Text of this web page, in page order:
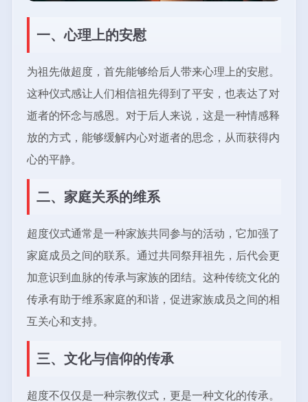
一、心理上的安慰
为祖先做超度，首先能够给后人带来心理上的安慰。
这种仪式感让人们相信祖先得到了平安，也表达了对
逝者的怀念与感恩。对于后人来说，这是一种情感释
放的方式，能够缓解内心对逝者的思念，从而获得内
心的平静。
二、家庭关系的维系
超度仪式通常是一种家族共同参与的活动，它加强了
家庭成员之间的联系。通过共同祭拜祖先，后代会更
加意识到血脉的传承与家族的团结。这种传统文化的
传承有助于维系家庭的和谐，促进家族成员之间的相
互关心和支持。
三、文化与信仰的传承
超度不仅仅是一种宗教仪式，更是一种文化的传承。